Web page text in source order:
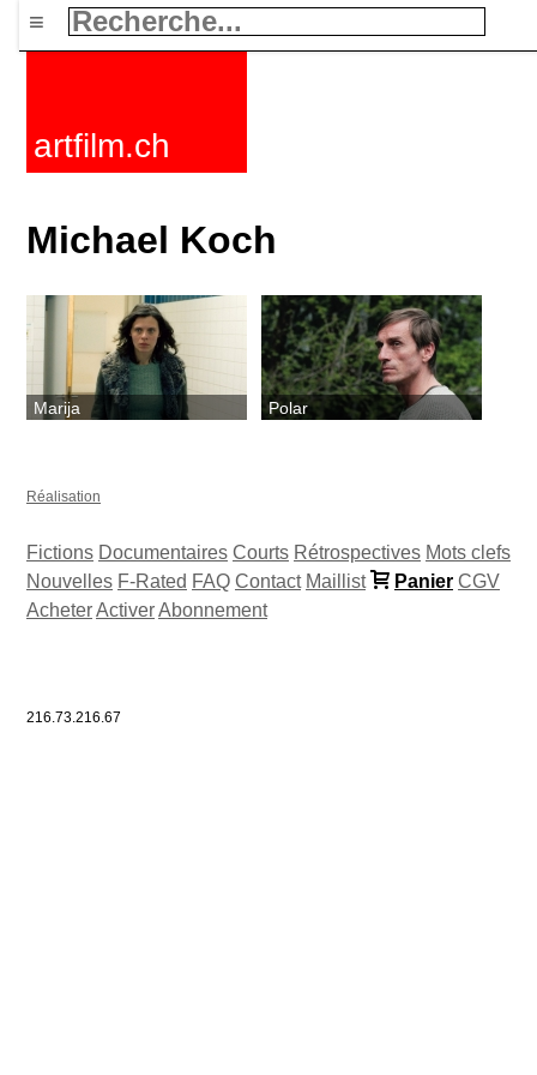
≡
artfilm.ch
Michael Koch
Marija Polar
Réalisation
Fictions Documentaires Courts Rétrospectives Mots clefs
Nouvelles F-Rated FAQ Contact Maillist Panier CGV
AcheterActiverAbonnement
216.73.216.67